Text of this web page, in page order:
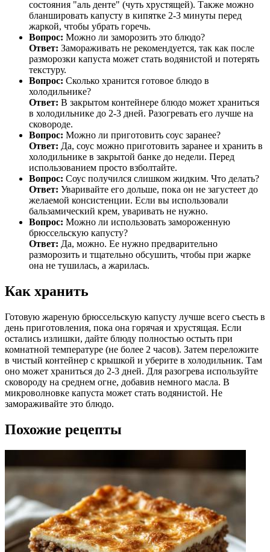
состояния "аль денте" (чуть хрустящей). Также можно
бланшировать капусту в кипятке 2-3 минуты перед
жаркой, чтобы убрать горечь.
Вопрос: Можно ли заморозить это блюдо?
Ответ: Замораживать не рекомендуется, так как после
разморозки капуста может стать водянистой и потерять
текстуру.
Вопрос: Сколько хранится готовое блюдо в
холодильнике?
Ответ: В закрытом контейнере блюдо может храниться
в холодильнике до 2-3 дней. Разогревать его лучше на
сковороде.
Вопрос: Можно ли приготовить соус заранее?
Ответ: Да, соус можно приготовить заранее и хранить в
холодильнике в закрытой банке до недели. Перед
использованием просто взболтайте.
Вопрос: Соус получился слишком жидким. Что делать?
Ответ: Уваривайте его дольше, пока он не загустеет до
желаемой консистенции. Если вы использовали
бальзамический крем, уваривать не нужно.
Вопрос: Можно ли использовать замороженную
брюссельскую капусту?
Ответ: Да, можно. Ее нужно предварительно
разморозить и тщательно обсушить, чтобы при жарке
она не тушилась, а жарилась.
Как хранить
Готовую жареную брюссельскую капусту лучше всего съесть в
день приготовления, пока она горячая и хрустящая. Если
остались излишки, дайте блюду полностью остыть при
комнатной температуре (не более 2 часов). Затем переложите
в чистый контейнер с крышкой и уберите в холодильник. Там
оно может храниться до 2-3 дней. Для разогрева используйте
сковороду на среднем огне, добавив немного масла. В
микроволновке капуста может стать водянистой. Не
замораживайте это блюдо.
Похожие рецепты